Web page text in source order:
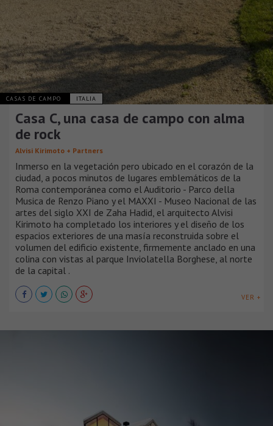
CASAS DE CAMPO ITALIA
Casa C, una casa de campo con alma
de rock
Alvisi Kirimoto + Partners
Inmerso en la vegetación pero ubicado en el corazón de la
ciudad, a pocos minutos de lugares emblemáticos de la
Roma contemporánea como el Auditorio - Parco della
Musica de Renzo Piano y el MAXXI - Museo Nacional de las
artes del siglo XXI de Zaha Hadid, el arquitecto Alvisi
Kirimoto ha completado los interiores y el diseño de los
espacios exteriores de una masía reconstruida sobre el
volumen del edificio existente, firmemente anclado en una
colina con vistas al parque Inviolatella Borghese, al norte
de la capital .
VER +